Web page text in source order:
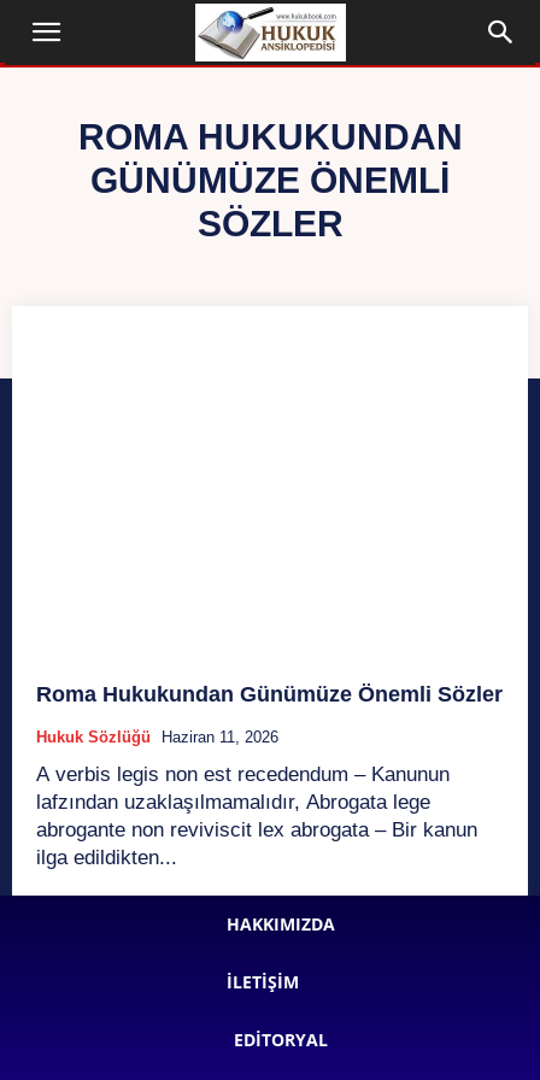
ROMA HUKUKUNDAN
GÜNÜMÜZE ÖNEMLI
SÖZLER
Roma Hukukundan Günümüze Önemli Sözler
Hukuk Sözlüğü Haziran 11, 2026
A verbis legis non est recedendum – Kanunun
lafzından uzaklaşılmamalıdır, Abrogata lege
abrogante non reviviscit lex abrogata – Bir kanun
ilga edildikten...
HAKKIMIZDA
İLETIŞIM
EDITORYAL